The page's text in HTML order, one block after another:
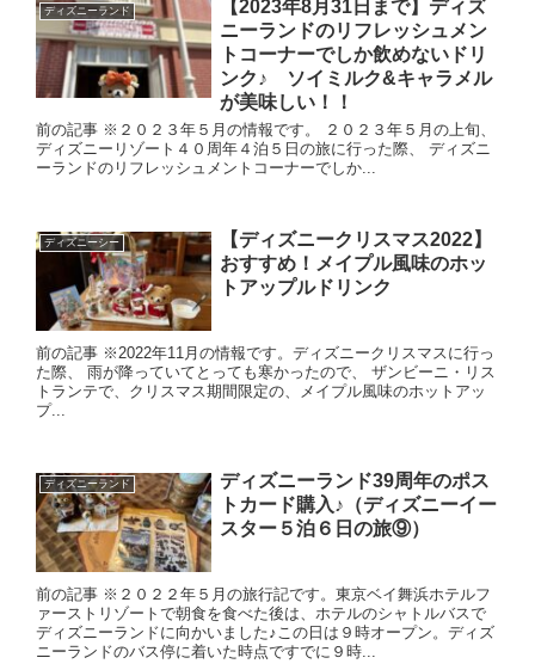
ディズニーランド
【2023年8月31日まで】ディズ
ニーランドのリフレッシュメン
トコーナーでしか飲めないドリ
ンク♪ ソイミルク&キャラメル
が美味しい！！
前の記事 ※２０２３年５月の情報です。 ２０２３年５月の上旬、
ディズニーリゾート４０周年４泊５日の旅に行った際、 ディズニ
ーランドのリフレッシュメントコーナーでしか...
ディズニーシー
【ディズニークリスマス2022】
おすすめ！メイプル風味のホッ
トアップルドリンク
前の記事 ※2022年11月の情報です。ディズニークリスマスに行っ
た際、 雨が降っていてとっても寒かったので、 ザンビーニ・リス
トランテで、クリスマス期間限定の、メイプル風味のホットアッ
プ...
ディズニーランド
ディズニーランド39周年のポス
トカード購入♪（ディズニーイー
スター５泊６日の旅⑨）
前の記事 ※２０２２年５月の旅行記です。東京ベイ舞浜ホテルフ
ァーストリゾートで朝食を食べた後は、ホテルのシャトルバスで
ディズニーランドに向かいました♪この日は９時オープン。ディズ
ニーランドのバス停に着いた時点ですでに９時...